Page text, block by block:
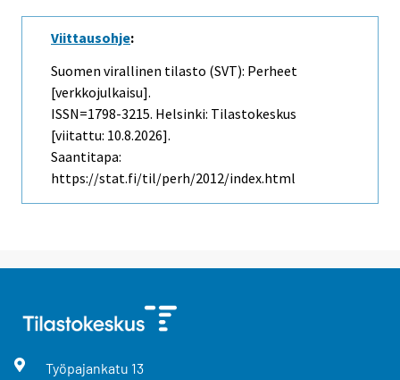
Viittausohje:
Suomen virallinen tilasto (SVT): Perheet
[verkkojulkaisu].
ISSN=1798-3215. Helsinki: Tilastokeskus
[viitattu: 10.8.2026].
Saantitapa:
https://stat.fi/til/perh/2012/index.html
Työpajankatu 13